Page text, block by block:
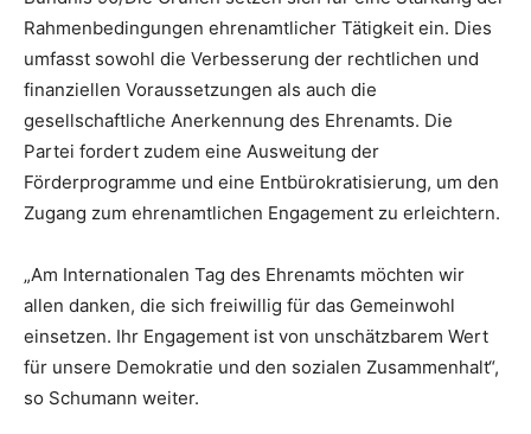
Rahmenbedingungen ehrenamtlicher Tätigkeit ein. Dies
umfasst sowohl die Verbesserung der rechtlichen und
finanziellen Voraussetzungen als auch die
gesellschaftliche Anerkennung des Ehrenamts. Die
Partei fordert zudem eine Ausweitung der
Förderprogramme und eine Entbürokratisierung, um den
Zugang zum ehrenamtlichen Engagement zu erleichtern.
„Am Internationalen Tag des Ehrenamts möchten wir
allen danken, die sich freiwillig für das Gemeinwohl
einsetzen. Ihr Engagement ist von unschätzbarem Wert
für unsere Demokratie und den sozialen Zusammenhalt“,
so Schumann weiter.